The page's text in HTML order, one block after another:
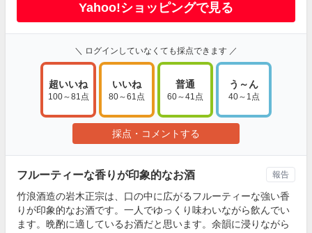
Yahoo!ショッピングで見る
＼ ログインしていなくても採点できます ／
超いいね
100～81点
いいね
80～61点
普通
60～41点
う～ん
40～1点
採点・コメントする
フルーティーな香りが印象的なお酒
竹浪酒造の岩木正宗は、口の中に広がるフルーティーな強い香
りが印象的なお酒です。一人でゆっくり味わいながら飲んでい
ます。晩酌に適しているお酒だと思います。余韻に浸りながら
報告